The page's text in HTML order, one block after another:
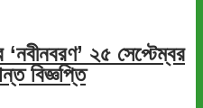
‘নবীনবরণ’ ২৫ সেপ্টেম্বর
বিজ্ঞপ্তি